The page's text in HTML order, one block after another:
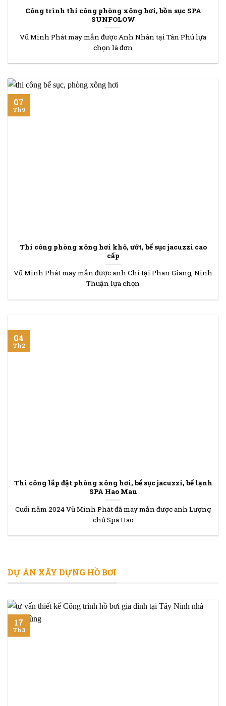
Công trình thi công phòng xông hơi, bồn sục SPA
SUNFOLOW
Vũ Minh Phát may mắn được Anh Nhân tại Tân Phú lựa
chọn là đơn
Thi công phòng xông hơi khô, ướt, bể sục jacuzzi cao
cấp
Vũ Minh Phát may mắn được anh Chí tại Phan Giang, Ninh
Thuận lựa chọn
07
Th9
Thi công lắp đặt phòng xông hơi, bể sục jacuzzi, bể lạnh
SPA Hao Man
Cuối năm 2024 Vũ Minh Phát đã may mắn được anh Lượng
chủ Spa Hao
04
Th2
DỰ ÁN XÂY DỰNG HỒ BƠI
17
Th3